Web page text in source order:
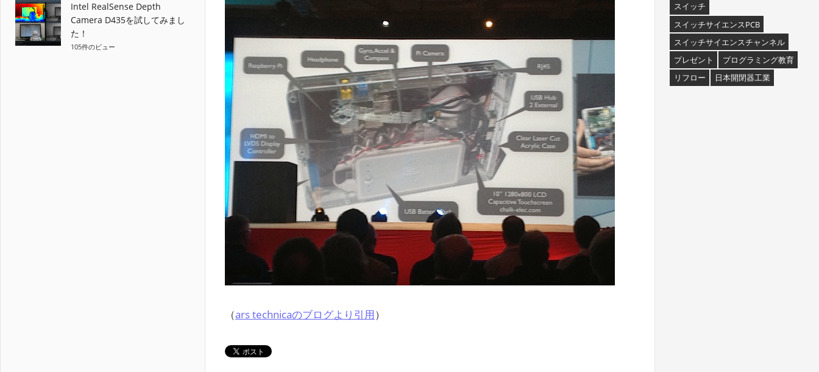
（ars technicaのブログより引用）
Intel RealSense Depth
Camera D435を試してみまし
た！
105件のビュー
スイッチ
スイッチサイエンスPCB
スイッチサイエンスチャンネル
プレゼント
プログラミング教育
リフロー
日本開閉器工業